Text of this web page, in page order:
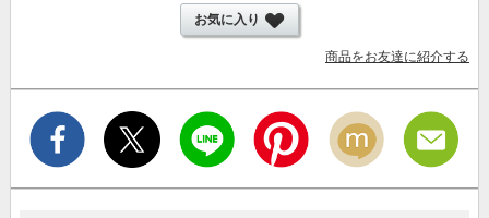
お気に入り
商品をお友達に紹介する